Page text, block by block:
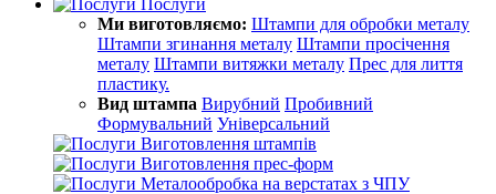
Послуги
Ми виготовляємо: Штампи для обробки металу
Штампи згинання металу Штампи просічення
металу Штампи витяжки металу Прес для лиття
пластику.
Вид штампа Вирубний Пробивний
Формувальний Універсальний
Виготовлення штампів
Виготовлення прес-форм
Металообробка на верстатах з ЧПУ